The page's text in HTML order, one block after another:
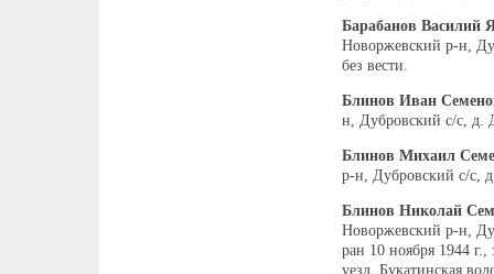
Барабанов Василий
Новоржевский р-н,
без вести.
Блинов Иван
н, Дубровский с/с, д.
Блинов Михаил
р-н, Дубровский с/с,
Блинов Николай
Новоржевский р-н,
ран 10 ноября 1944
уезд, Букатинская